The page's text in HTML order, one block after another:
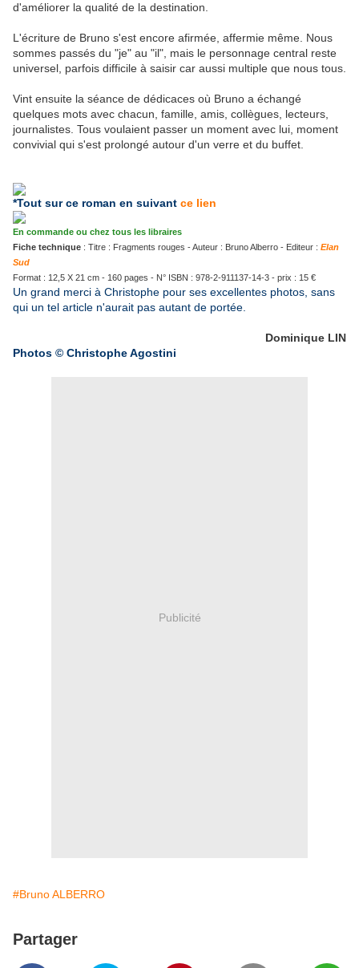
d'améliorer la qualité de la destination.
L'écriture de Bruno s'est encore afirmée, affermie même. Nous
sommes passés du "je" au "il", mais le personnage central reste
universel, parfois difficile à saisir car aussi multiple que nous tous.
Vint ensuite la séance de dédicaces où Bruno a échangé
quelques mots avec chacun, famille, amis, collègues, lecteurs,
journalistes. Tous voulaient passer un moment avec lui, moment
convivial qui s'est prolongé autour d'un verre et du buffet.
*Tout sur ce roman en suivant ce lien
En commande ou chez tous les libraires
Fiche technique : Titre : Fragments rouges - Auteur : Bruno Alberro - Editeur : Elan
Sud
Format : 12,5 X 21 cm - 160 pages - N° ISBN : 978-2-911137-14-3 - prix : 15 €
Un grand merci à Christophe pour ses excellentes photos, sans
qui un tel article n'aurait pas autant de portée.
Dominique LIN
Photos © Christophe Agostini
Publicité
#Bruno ALBERRO
Partager